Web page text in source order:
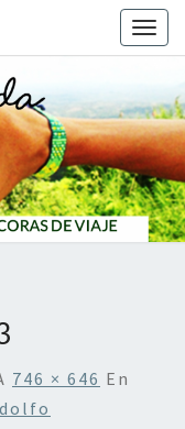
746 × 646 En